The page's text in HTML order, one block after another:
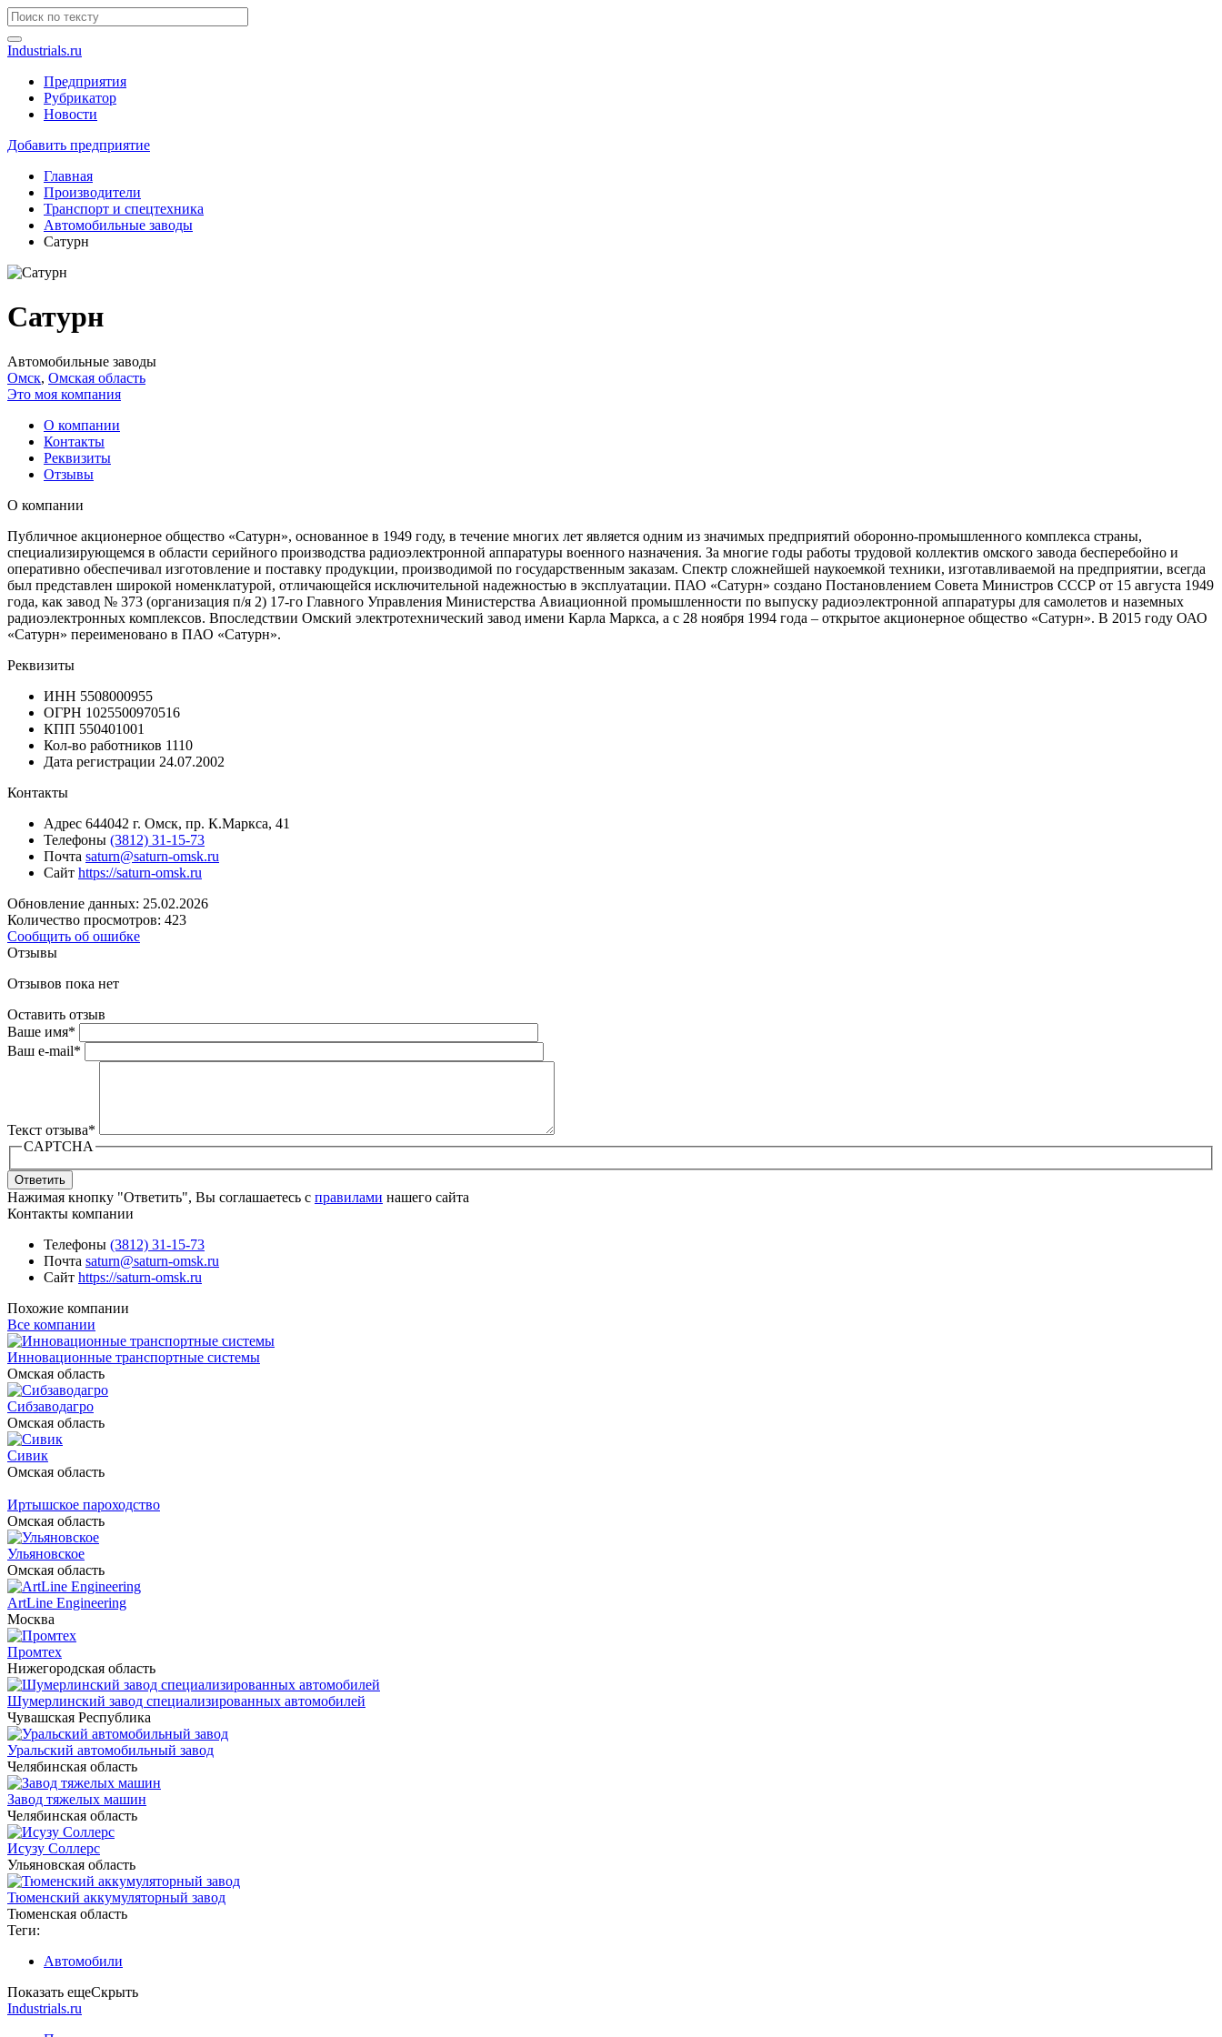
Industrials.ru
Предприятия
Рубрикатор
Новости
Добавить предприятие
Главная
Производители
Транспорт и спецтехника
Автомобильные заводы
Сатурн
Сатурн
Автомобильные заводы
Омск, Омская область
Это моя компания
О компании
Контакты
Реквизиты
Отзывы
О компании
Публичное акционерное общество «Сатурн», основанное в 1949 году, в течение многих лет является одним из значимых предприятий оборонно-промышленного комплекса страны,
специализирующемся в области серийного производства радиоэлектронной аппаратуры военного назначения. За многие годы работы трудовой коллектив омского завода бесперебойно и
оперативно обеспечивал изготовление и поставку продукции, производимой по государственным заказам. Спектр сложнейшей наукоемкой техники, изготавливаемой на предприятии, всегда
был представлен широкой номенклатурой, отличающейся исключительной надежностью в эксплуатации. ПАО «Сатурн» создано Постановлением Совета Министров СССР от 15 августа 1949
года, как завод № 373 (организация п/я 2) 17-го Главного Управления Министерства Авиационной промышленности по выпуску радиоэлектронной аппаратуры для самолетов и наземных
радиоэлектронных комплексов. Впоследствии Омский электротехнический завод имени Карла Маркса, а с 28 ноября 1994 года – открытое акционерное общество «Сатурн». В 2015 году ОАО
«Сатурн» переименовано в ПАО «Сатурн».
Реквизиты
ИНН 5508000955
ОГРН 1025500970516
КПП 550401001
Кол-во работников 1110
Дата регистрации 24.07.2002
Контакты
Адрес 644042 г. Омск, пр. К.Маркса, 41
Телефоны (3812) 31-15-73
Почта saturn@saturn-omsk.ru
Сайт https://saturn-omsk.ru
Обновление данных: 25.02.2026
Количество просмотров: 423
Сообщить об ошибке
Отзывы
Отзывов пока нет
Оставить отзыв
Ваше имя*
Ваш e-mail*
Текст отзыва*
CAPTCHA
Ответить
Нажимая кнопку "Ответить", Вы соглашаетесь с правилами нашего сайта
Контакты компании
Телефоны (3812) 31-15-73
Почта saturn@saturn-omsk.ru
Сайт https://saturn-omsk.ru
Похожие компании
Все компании
Инновационные транспортные системы
Омская область
Сибзаводагро
Омская область
Сивик
Омская область
Иртышское пароходство
Омская область
Ульяновское
Омская область
ArtLine Engineering
Москва
Промтех
Нижегородская область
Шумерлинский завод специализированных автомобилей
Чувашская Республика
Уральский автомобильный завод
Челябинская область
Завод тяжелых машин
Челябинская область
Исузу Соллерс
Ульяновская область
Тюменский аккумуляторный завод
Тюменская область
Теги:
Автомобили
Показать ещеСкрыть
Industrials.ru